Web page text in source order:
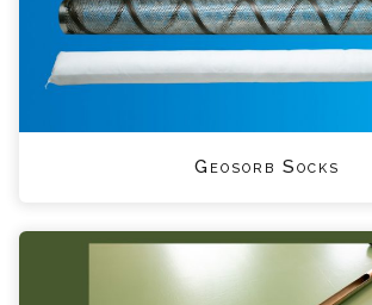
Geosorb Socks